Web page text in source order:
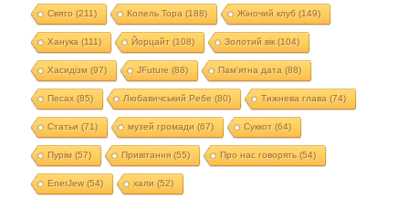
Свято (211) Колель Тора (188) Жіночий клуб (149)
Ханука (111) Йорцайт (108) Золотий вік(104)
Хасидізм (97) JFuture (88) Пам'ятна дата (88)
Песах(85) Любавичський Ребе (80) Тижнева глава (74)
Статьи (71) музей громади (67) Суккот (64)
Пурім (57) Привітання(55) Про нас говорять(54)
EnerJew(54) хали (52)